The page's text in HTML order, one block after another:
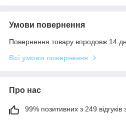
Умови повернення
Повернення товару впродовж 14
Всі умови повернення
Про нас
99% позитивних з 249 відгуків